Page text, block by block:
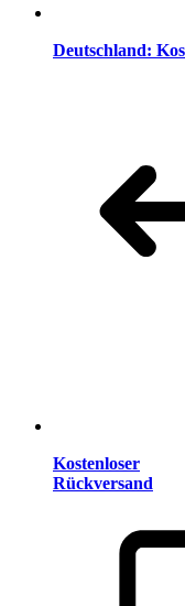
Deutschland:
Kostenloser
Rückversand